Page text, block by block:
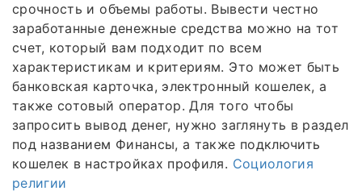
срочность и объемы работы. Вывести честно
заработанные денежные средства можно на тот
счет, который вам подходит по всем
характеристикам и критериям. Это может быть
банковская карточка, электронный кошелек, а
также сотовый оператор. Для того чтобы
запросить вывод денег, нужно заглянуть в раздел
под названием Финансы, а также подключить
кошелек в настройках профиля. Социология
религии